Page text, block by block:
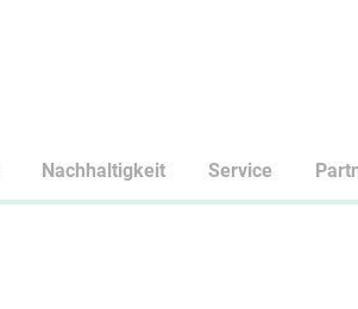
Nachhaltigkeit Service